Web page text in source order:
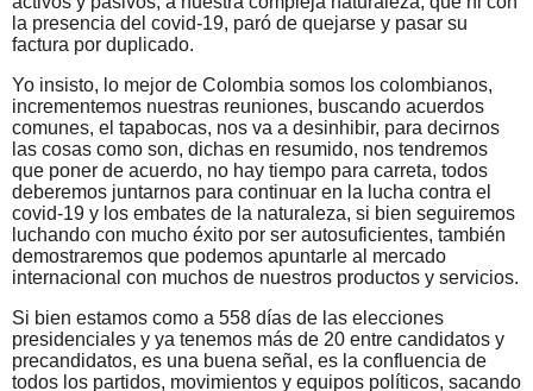
la presencia del covid-19, paró de quejarse y pasar su
factura por duplicado.
Yo insisto, lo mejor de Colombia somos los colombianos,
incrementemos nuestras reuniones, buscando acuerdos
comunes, el tapabocas, nos va a desinhibir, para decirnos
las cosas como son, dichas en resumido, nos tendremos
que poner de acuerdo, no hay tiempo para carreta, todos
deberemos juntarnos para continuar en la lucha contra el
covid-19 y los embates de la naturaleza, si bien seguiremos
luchando con mucho éxito por ser autosuficientes, también
demostraremos que podemos apuntarle al mercado
internacional con muchos de nuestros productos y servicios.
Si bien estamos como a 558 días de las elecciones
presidenciales y ya tenemos más de 20 entre candidatos y
precandidatos, es una buena señal, es la confluencia de
todos los partidos, movimientos y equipos políticos, sacando